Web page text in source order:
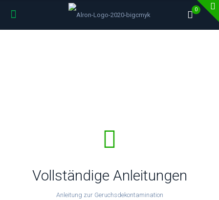
0
Vollständige Anleitungen
Anleitung zur Geruchsdekontamination